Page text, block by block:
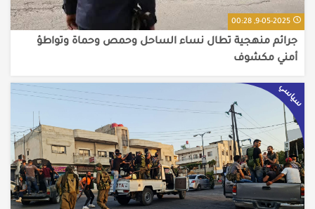
9-05-2025, 00:28
جرائم منهجية تطال نساء الساحل وحمص وحماة وتواطؤ
أمني مكشوف
سياسي